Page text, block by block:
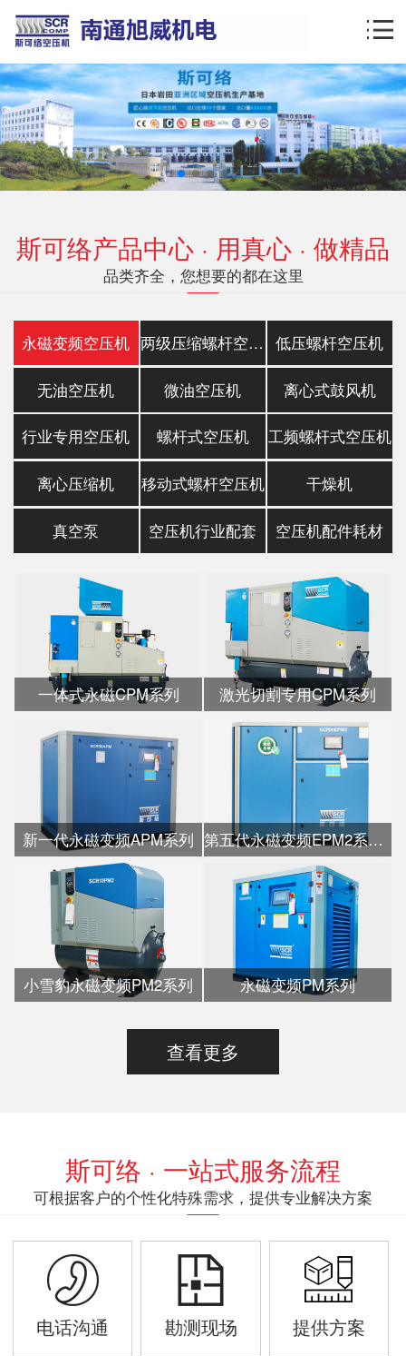
斯可络产品中心 · 用真心 · 做精品
品类齐全，您想要的都在这里
永磁变频空压机 两级压缩螺杆空压机 低压螺杆空压机
无油空压机 微油空压机 离心式鼓风机
行业专用空压机 螺杆式空压机 工频螺杆式空压机
离心压缩机 移动式螺杆空压机 干燥机
真空泵 空压机行业配套 空压机配件耗材
一体式永磁CPM系列 激光切割专用CPM系列
新一代永磁变频APM系列 第五代永磁变频EPM2系列水冷
小雪豹永磁变频PM2系列 永磁变频PM系列
查看更多
斯可络 · 一站式服务流程
可根据客户的个性化特殊需求，提供专业解决方案
电话沟通 勘测现场 提供方案